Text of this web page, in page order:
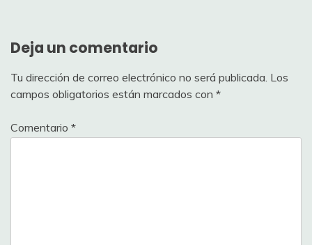
Deja un comentario
Tu dirección de correo electrónico no será publicada. Los
campos obligatorios están marcados con *
Comentario *